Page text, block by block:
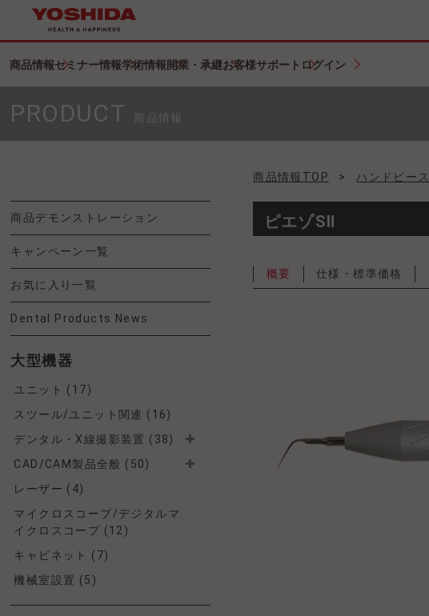
商品情報セミナー情報学術情報開業・承継お客様サポート ログイン
PRODUCT 商品情報
商品デモンストレーション
キャンペーン一覧
お気に入り一覧
Dental Products News
大型機器
ユニット (17)
スツール/ユニット関連 (16)
デンタル・X線撮影装置 (38)
CAD/CAM製品全般 (50)
レーザー (4)
マイクロスコープ/デジタルマ
イクロスコープ (12)
キャビネット (7)
機械室設置 (5)
商品情報TOP > ハンドピース
ピエゾSⅡ
概要 仕様・標準価格